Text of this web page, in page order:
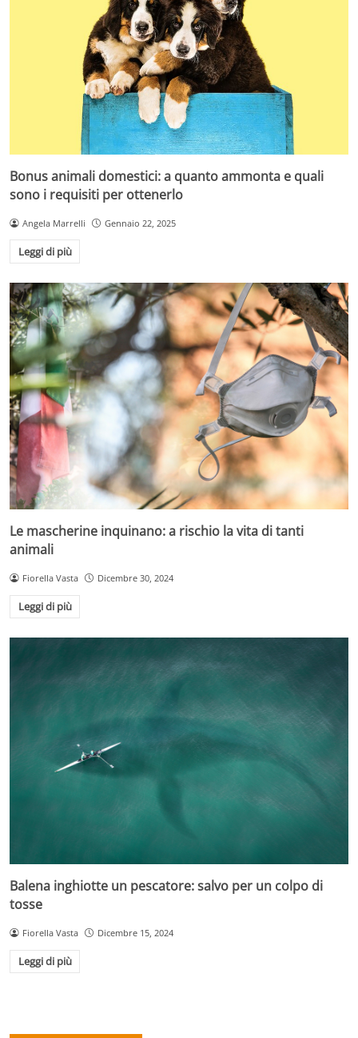
Bonus animali domestici: a quanto ammonta e quali
sono i requisiti per ottenerlo
Angela Marrelli Gennaio 22, 2025
Leggi di più
Le mascherine inquinano: a rischio la vita di tanti
animali
Fiorella Vasta Dicembre 30, 2024
Leggi di più
Balena inghiotte un pescatore: salvo per un colpo di
tosse
Fiorella Vasta Dicembre 15, 2024
Leggi di più